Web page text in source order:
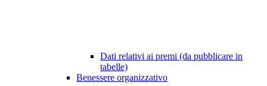
Dati relativi ai premi (da pubblicare in
tabelle)
Benessere organizzativo